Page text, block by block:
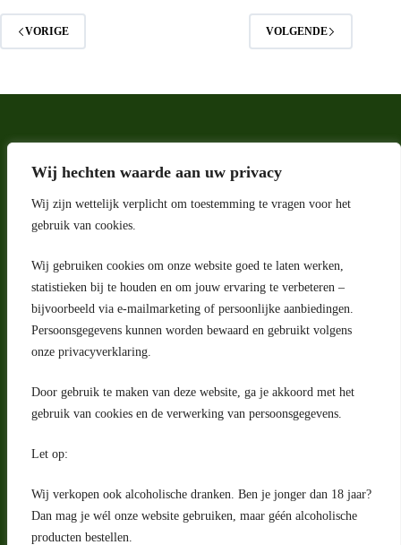
Wij hechten waarde aan uw privacy
Wij zijn wettelijk verplicht om toestemming te vragen voor het
gebruik van cookies.
Wij gebruiken cookies om onze website goed te laten werken,
statistieken bij te houden en om jouw ervaring te verbeteren –
bijvoorbeeld via e-mailmarketing of persoonlijke aanbiedingen.
Persoonsgegevens kunnen worden bewaard en gebruikt volgens
onze privacyverklaring.
Door gebruik te maken van deze website, ga je akkoord met het
gebruik van cookies en de verwerking van persoonsgegevens.
Let op:
Wij verkopen ook alcoholische dranken. Ben je jonger dan 18 jaar?
Dan mag je wél onze website gebruiken, maar géén alcoholische
producten bestellen.
VORIGE VOLGENDE
Adres
Riga 4 E
2993 LW Barendrecht
Nederland
Contact
klantenservice@portugeseproducten.nl
Facebook
Herroepingsrecht